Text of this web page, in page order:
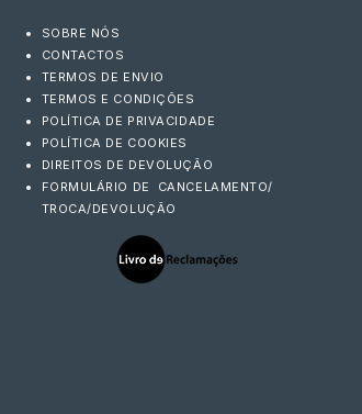
SOBRE NÓS
CONTACTOS
TERMOS DE ENVIO
TERMOS E CONDIÇÕES
POLÍTICA DE PRIVACIDADE
POLÍTICA DE COOKIES
DIREITOS DE DEVOLUÇÃO
FORMULÁRIO DE CANCELAMENTO/
TROCA/DEVOLUÇÃO